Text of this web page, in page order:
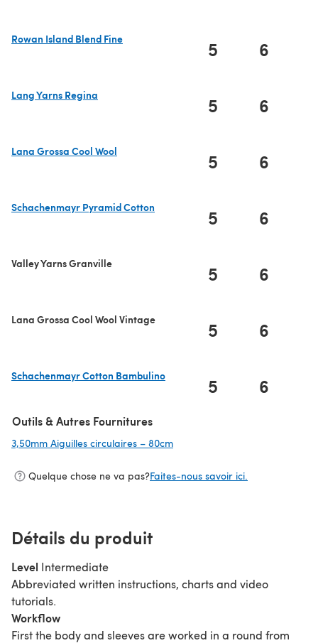
Rowan Island Blend Fine
5 6
Lang Yarns Regina
5 6
Lana Grossa Cool Wool
5 6
Schachenmayr Pyramid Cotton
5 6
Valley Yarns Granville 5 6
Lana Grossa Cool Wool Vintage 5 6
Schachenmayr Cotton Bambulino
5 6
Outils & Autres Fournitures
3,50mm Aiguilles circulaires – 80cm
Quelque chose ne va pas?Faites-nous savoir ici.
Détails du produit
Level Intermediate
Abbreviated written instructions, charts and video
tutorials.
Workflow
First the body and sleeves are worked in a round from